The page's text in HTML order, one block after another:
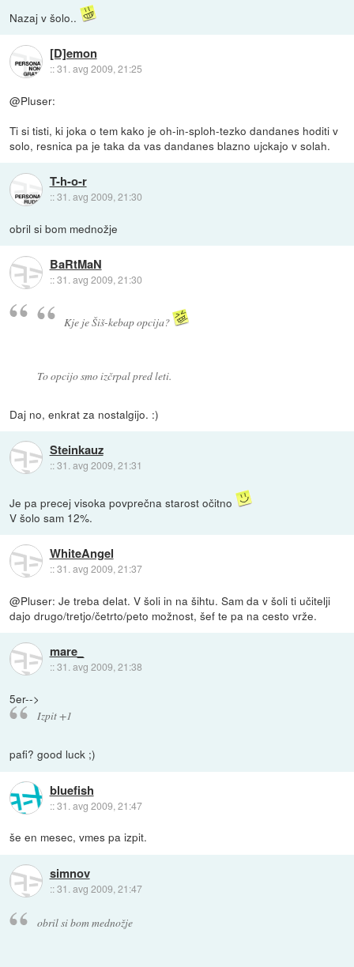
Nazaj v šolo..
[D]emon
::31. avg 2009, 21:25
@Pluser:
Ti si tisti, ki joka o tem kako je oh-in-sploh-tezko dandanes hoditi v
solo, resnica pa je taka da vas dandanes blazno ujckajo v solah.
T-h-o-r
::31. avg 2009, 21:30
obril si bom mednožje
BaRtMaN
::31. avg 2009, 21:30
Kje je Šiš-kebap opcija?
To opcijo smo izčrpal pred leti.
Daj no, enkrat za nostalgijo. :)
Steinkauz
::31. avg 2009, 21:31
Je pa precej visoka povprečna starost očitno
V šolo sam 12%.
WhiteAngel
::31. avg 2009, 21:37
@Pluser: Je treba delat. V šoli in na šihtu. Sam da v šoli ti učitelji
dajo drugo/tretjo/četrto/peto možnost, šef te pa na cesto vrže.
mare_
::31. avg 2009, 21:38
5er-->
Izpit +1
pafi? good luck ;)
bluefish
::31. avg 2009, 21:47
še en mesec, vmes pa izpit.
simnov
::31. avg 2009, 21:47
obril si bom mednožje